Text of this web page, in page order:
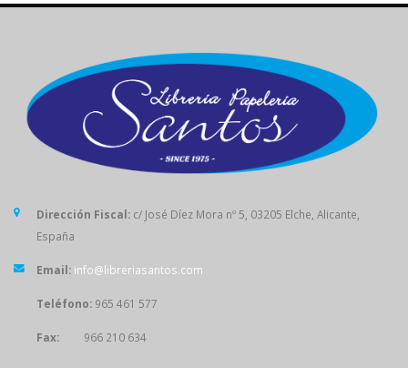
Dirección Fiscal: c/ José Díez Mora nº 5, 03205 Elche, Alicante,
España
Email: info@libreriasantos.com
Teléfono: 965 461 577
Fax: 966 210 634